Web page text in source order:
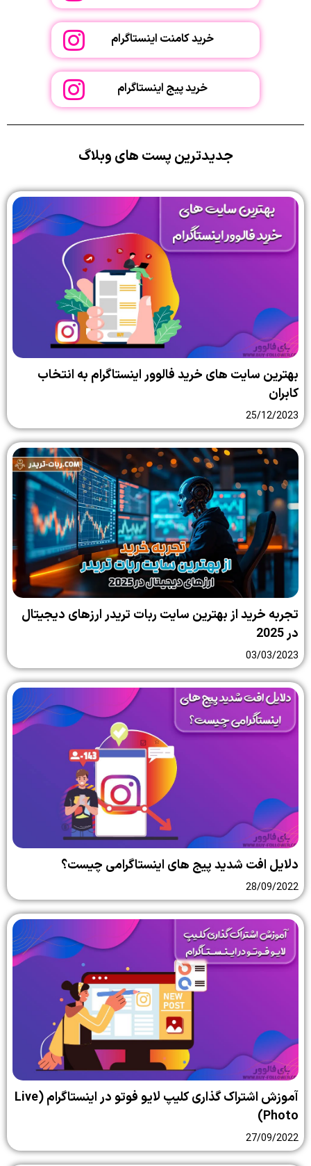
خرید کامنت اینستاگرام
خرید پیج اینستاگرام
جدیدترین پست های وبلاگ
بهترین سایت‌ های خرید فالوور اینستاگرام به انتخاب
کابران
25/12/2023
تجربه خرید از بهترین سایت ربات تریدر ارزهای دیجیتال
در 2025
03/03/2023
دلایل افت شدید پیج های اینستاگرامی چیست؟
28/09/2022
آموزش اشتراک گذاری کلیپ لایو فوتو در اینستاگرام (Live
Photo)
27/09/2022